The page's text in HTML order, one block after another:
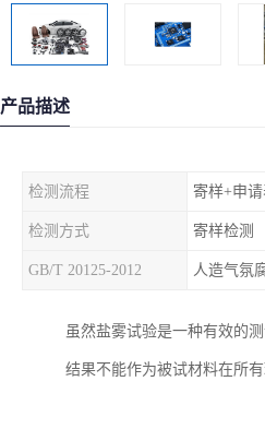
产品描述
检测流程 寄样+申请
检测方式 寄样检测
GB/T 20125-2012 人造气氛
虽然盐雾试验是一种有效的
结果不能作为被试材料在所